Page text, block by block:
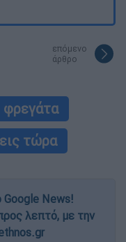
επόμενο
άρθρο
φρεγάτα
τώρα
News!
λεπτό, με την